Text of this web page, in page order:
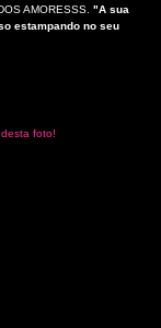
AMORESSS. "A sua
estampando no seu
foto!